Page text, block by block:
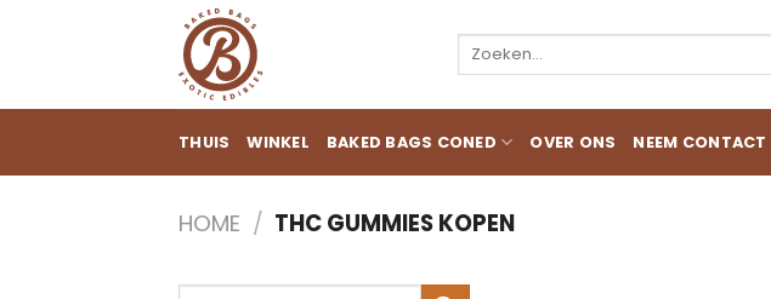
Zoeken
THUIS WINKEL BAKED BAGS CONED OVER ONS NEEM
HOME / THC GUMMIES KOPEN